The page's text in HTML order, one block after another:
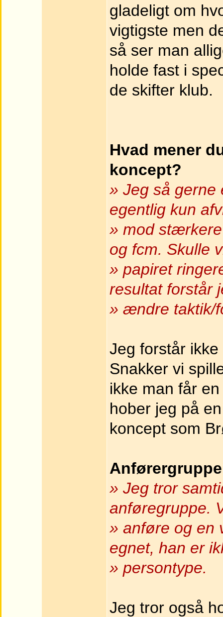
gladeligt om
vigtigste men
så ser man
holde fast i
de skifter klub.
Hvad mener
koncept?
» Jeg så gerne
egentlig kun
» mod
og fcm. Skulle
» papiret
resultat forstår
» ændre taktik/
Jeg forstår
Snakker vi
ikke man får
hober jeg på
koncept som
Anførergruppe
» Jeg tror
anføregruppe.
» anføre og en
egnet, han er
» persontype.
Jeg tror også